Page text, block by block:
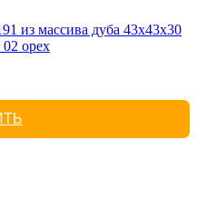
из массива дуба 43х43х30
орех